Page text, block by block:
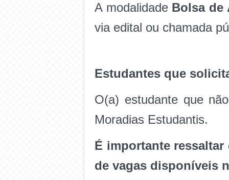
A modalidade Bolsa de
via edital ou chamada
Estudantes que
O(a) estudante que
Moradias Estudantis.
É importante
de vagas disponíveis